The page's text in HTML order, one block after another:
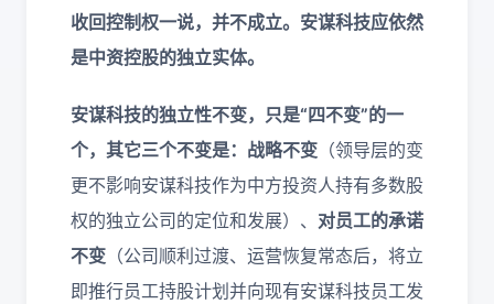
收回控制权一说，并不成立。安谋科技应依然
是中资控股的独立实体。
安谋科技的独立性不变，只是“四不变”的一
个，其它三个不变是：战略不变 （领导层的变
更不影响安谋科技作为中方投资人持有多数股
权的独立公司的定位和发展）、 对员工的承诺
不变 （公司顺利过渡、运营恢复常态后，将立
即推行员工持股计划并向现有安谋科技员工发